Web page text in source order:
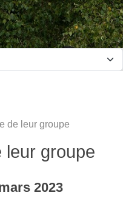
de leur groupe
leur groupe
2023